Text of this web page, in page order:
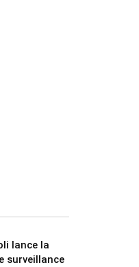
lance la
surveillance